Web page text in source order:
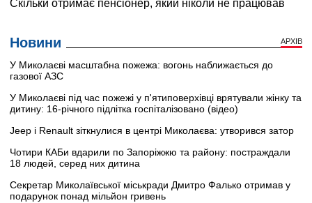
Новини АРХІВ
У Миколаєві масштабна пожежа: вогонь наближається до
газової АЗС
У Миколаєві під час пожежі у п'ятиповерхівці врятували жінку та
дитину: 16-річного підлітка госпіталізовано (відео)
Jeep і Renault зіткнулися в центрі Миколаєва: утворився затор
Чотири КАБи вдарили по Запоріжжю та району: постраждали
18 людей, серед них дитина
Секретар Миколаївської міськради Дмитро Фалько отримав у
подарунок понад мільйон гривень